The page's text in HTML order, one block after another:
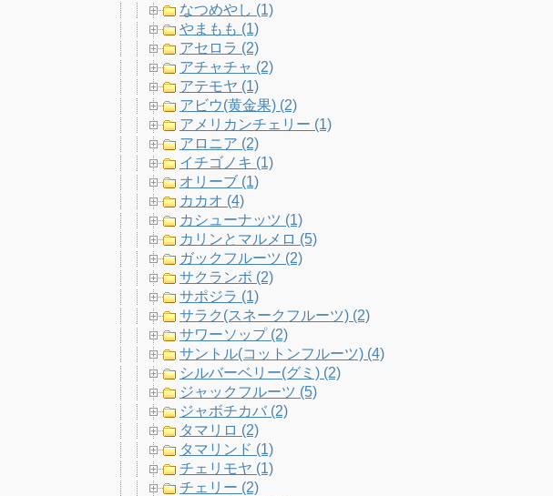
なつめやし (1)
やまもも (1)
アセロラ (2)
アチャチャ (2)
アテモヤ (1)
アビウ(黄金果) (2)
アメリカンチェリー (1)
アロニア (2)
イチゴノキ (1)
オリーブ (1)
カカオ (4)
カシューナッツ (1)
カリンとマルメロ (5)
ガックフルーツ (2)
サクランボ (2)
サポジラ (1)
サラク(スネークフルーツ) (2)
サワーソップ (2)
サントル(コットンフルーツ) (4)
シルバーベリー(グミ) (2)
ジャックフルーツ (5)
ジャボチカバ (2)
タマリロ (2)
タマリンド (1)
チェリモヤ (1)
チェリー (2)